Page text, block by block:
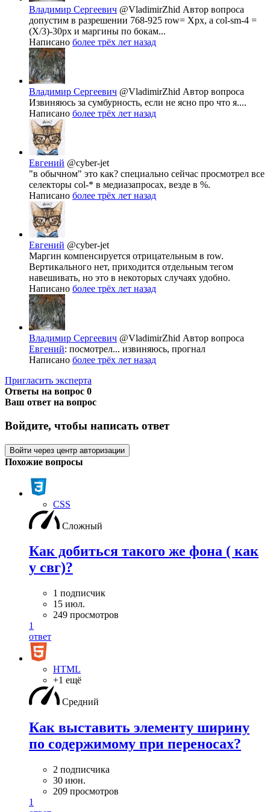
Владимир Сергеевич @VladimirZhid Автор вопроса
допустим в разрешении 768-925 row= Xpx, а col-sm-4 =
(X/3)-30px и маргины по бокам...
Написано более трёх лет назад
Владимир Сергеевич @VladimirZhid Автор вопроса
Извиняюсь за сумбурность, если не ясно про что я....
Написано более трёх лет назад
Евгений @cyber-jet
"в обычном" это как? специально сейчас просмотрел все
селекторы col-* в медиазапросах, везде в %.
Написано более трёх лет назад
Евгений @cyber-jet
Маргин компенсируется отрицательным в row.
Вертикального нет, приходится отдельным тегом
навешивать, но это в некоторых случаях удобно.
Написано более трёх лет назад
Владимир Сергеевич @VladimirZhid Автор вопроса
Евгений: посмотрел... извиняюсь, прогнал
Написано более трёх лет назад
Пригласить эксперта
Ответы на вопрос 0
Ваш ответ на вопрос
Войдите, чтобы написать ответ
Войти через центр авторизации
Похожие вопросы
CSS
Сложный
Как добиться такого же фона ( как
у свг)?
1 подписчик
15 июл.
249 просмотров
1
ответ
HTML
+1 ещё
Средний
Как выставить элементу ширину
по содержимому при переносах?
2 подписчика
30 июн.
209 просмотров
1